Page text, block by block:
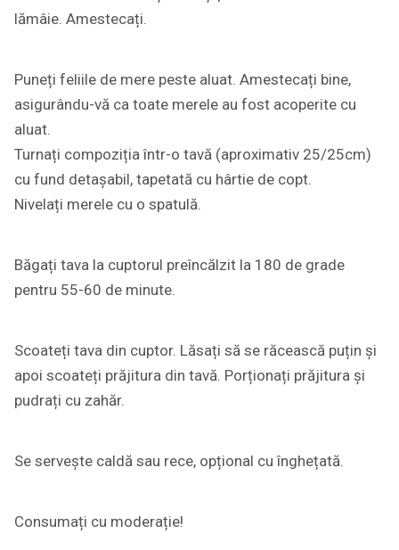
lămâie. Amestecați.
Puneți feliile de mere peste aluat. Amestecați bine,
asigurându-vă ca toate merele au fost acoperite cu
aluat.
Turnați compoziția într-o tavă (aproximativ 25/25cm)
cu fund detașabil, tapetată cu hârtie de copt.
Nivelați merele cu o spatulă.
Băgați tava la cuptorul preîncălzit la 180 de grade
pentru 55-60 de minute.
Scoateți tava din cuptor. Lăsați să se răcească puțin și
apoi scoateți prăjitura din tavă. Porționați prăjitura și
pudrați cu zahăr.
Se servește caldă sau rece, opțional cu înghețată.
Consumați cu moderație!